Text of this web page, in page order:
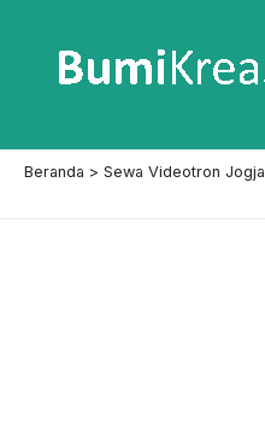
konten
Beranda Sewa Videotron Jogja